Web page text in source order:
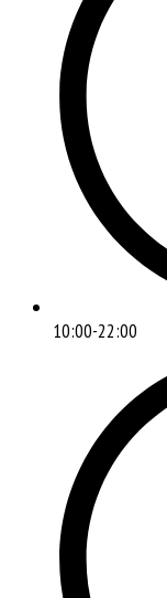
10:00-22:00